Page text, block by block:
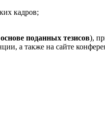
кадров;
поданных тезисов),
а также на сайте